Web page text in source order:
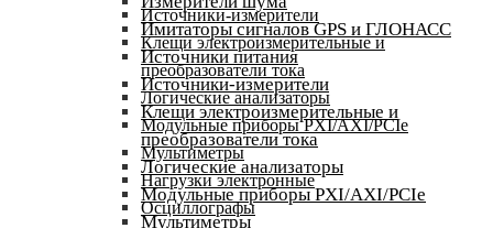
Источники-измерители
Клещи электроизмерительные и
преобразователи тока
Логические анализаторы
Модульные приборы PXI/AXI/PCIe
Мультиметры
Нагрузки электронные
Осциллографы
Имитаторы сигналов GPS и ГЛОНАСС
Источники питания
Источники-измерители
Клещи электроизмерительные и
преобразователи тока
Логические анализаторы
Модульные приборы PXI/AXI/PCIe
Мультиметры